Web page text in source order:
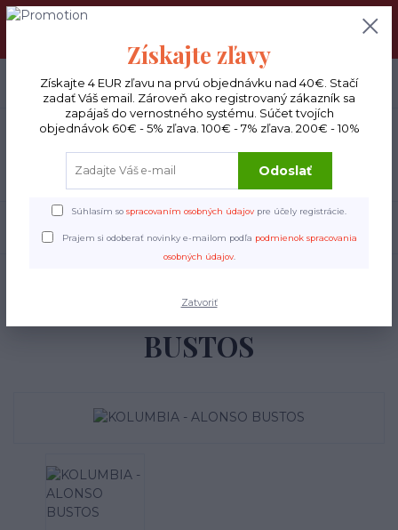
DOPRAVA ZADARMO : Od 30€ objednávky (Packeta BOX ), 50€
VERNOSTNOM PROGRAME!
Menu
EUR
KOLUMBIA - ALONSO
BUSTOS
Získajte zľavy
Získajte 4 EUR zľavu na prvú objednávku nad 40€. Stačí
zadať Váš email. Zároveň ako registrovaný zákazník sa
zapájaš do vernostného systému. Súčet tvojích
objednávok 60€ - 5% zľava. 100€ - 7% zľava. 200€ - 10%
Odoslať
Súhlasím so spracovaním osobných údajov pre účely registrácie.
Prajem si odoberať novinky e-mailom podľa podmienok spracovania
osobných údajov.
Zatvoriť